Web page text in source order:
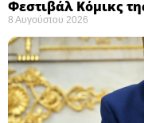
Φεστιβάλ Κόμικς
8 Αυγούστου 2026